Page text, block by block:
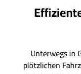
Unterwegs in
plötzlichen